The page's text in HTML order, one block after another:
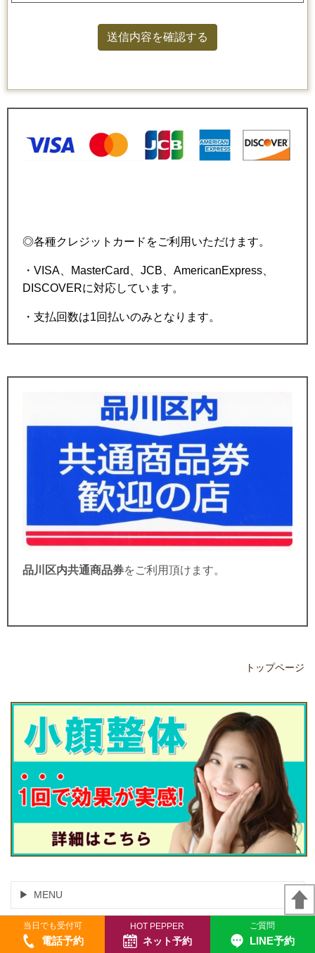
◎各種クレジットカードをご利用いただけます。
・VISA、MasterCard、JCB、 AmericanExpress、
DISCOVERに対応しています。
・支払回数は1回払いのみとなります。
品川区内共通商品券を ご利用頂けます。
トップページ
MENU
どんな症状でお悩みですか？
当日でも受付可
電話予約
HOT PEPPER
ネット予約
ご質問
LINE予約